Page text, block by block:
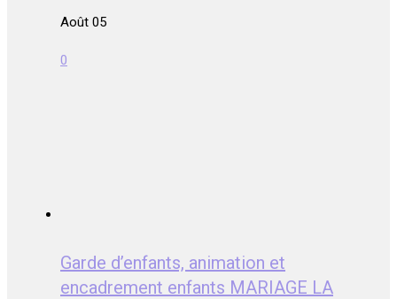
Août 05
0
Garde d’enfants, animation et
encadrement enfants MARIAGE LA